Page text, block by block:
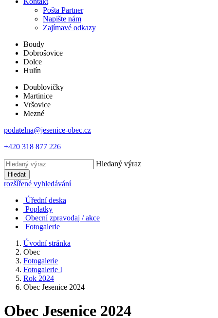
Pošta Partner
Napište nám
Zajímavé odkazy
Boudy
Dobrošovice
Dolce
Hulín
Doublovičky
Martinice
Vršovice
Mezné
podatelna@jesenice-obec.cz
+420 318 877 226
Hledaný výraz
Hledat
rozšířené vyhledávání
Úřední deska
Poplatky
Obecní zpravodaj / akce
Fotogalerie
Úvodní stránka
Obec
Fotogalerie
Fotogalerie I
Rok 2024
Obec Jesenice 2024
Obec Jesenice 2024